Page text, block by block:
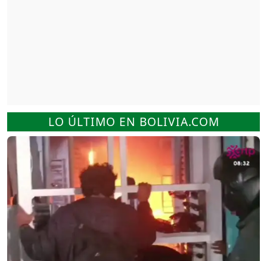
LO ÚLTIMO EN BOLIVIA.COM